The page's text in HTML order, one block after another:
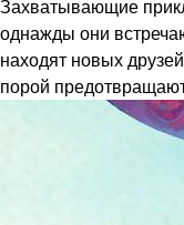
Захватывающие
однажды они
находят новых
порой